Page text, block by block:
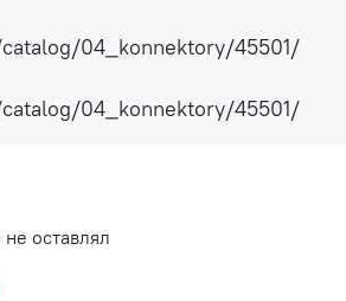
04_konnektory/45501/
04_konnektory/45501/
оставлял